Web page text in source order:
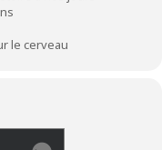
le cerveau